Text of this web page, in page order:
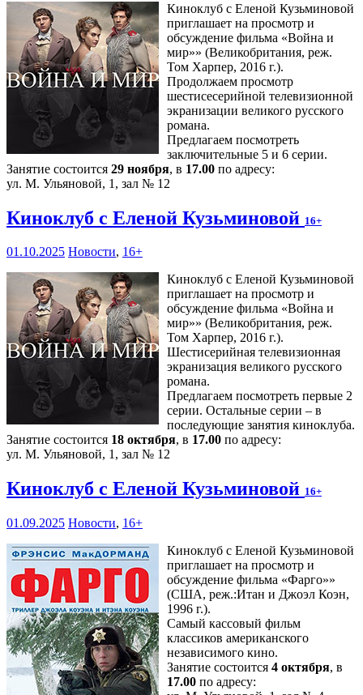
Киноклуб с Еленой Кузьминовой
приглашает на просмотр и
обсуждение фильма «Война и
мир»» (Великобритания, реж.
Том Харпер, 2016 г.).
Продолжаем просмотр
шестисесерийной телевизионной
экранизации великого русского
романа.
Предлагаем посмотреть
заключительные 5 и 6 серии.
Занятие состоится 29 ноября, в 17.00 по адресу:
ул. М. Ульяновой, 1, зал № 12
Киноклуб с Еленой Кузьминовой 16+
01.10.2025 Новости, 16+
Киноклуб с Еленой Кузьминовой
приглашает на просмотр и
обсуждение фильма «Война и
мир»» (Великобритания, реж.
Том Харпер, 2016 г.).
Шестисерийная телевизионная
экранизация великого русского
романа.
Предлагаем посмотреть первые 2
серии. Остальные серии – в
последующие занятия киноклуба.
Занятие состоится 18 октября, в 17.00 по адресу:
ул. М. Ульяновой, 1, зал № 12
Киноклуб с Еленой Кузьминовой 16+
01.09.2025 Новости, 16+
Киноклуб с Еленой Кузьминовой
приглашает на просмотр и
обсуждение фильма «Фарго»»
(США, реж.:Итан и Джоэл Коэн,
1996 г.).
Самый кассовый фильм
классиков американского
независимого кино.
Занятие состоится 4 октября, в
17.00 по адресу: